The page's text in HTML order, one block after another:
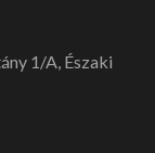
1/A, Északi